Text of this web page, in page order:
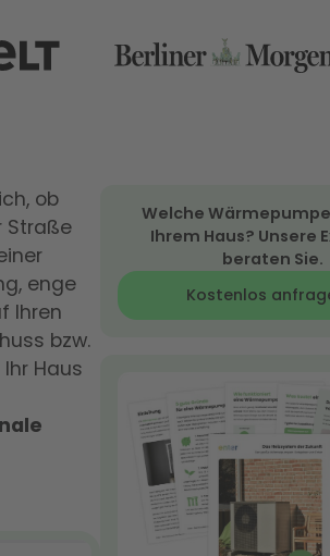
ob
Straße
enge
Ihren
bzw.
Haus
Welche
Ihrem Haus? Unsere
beraten Sie.
Kostenlos